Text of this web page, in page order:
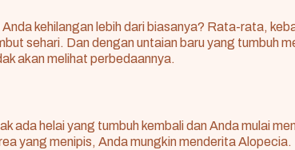
kehilangan lebih dari biasanya? Rata-rata,
sehari. Dan dengan untaian baru yang tumbuh
akan melihat perbedaannya.
ada helai yang tumbuh kembali dan Anda mulai
yang menipis, Anda mungkin menderitaAlopecia.